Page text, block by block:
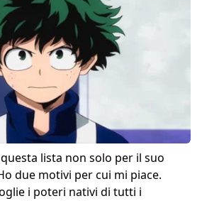
lista non solo per il suo
due motivi per cui mi piace.
i poteri nativi di tutti i